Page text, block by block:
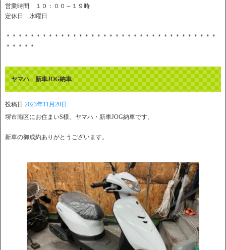
営業時間 １０：００～１９時
定休日 水曜日
＊＊＊＊＊＊＊＊＊＊＊＊＊＊＊＊＊＊＊＊＊＊＊＊＊＊＊＊＊＊＊＊＊＊＊
＊＊＊＊＊
ヤマハ 新車JOG納車
投稿日 2023年11月20日
堺市南区にお住まいS様、ヤマハ・新車JOG納車です。
新車の御成約ありがとうございます。